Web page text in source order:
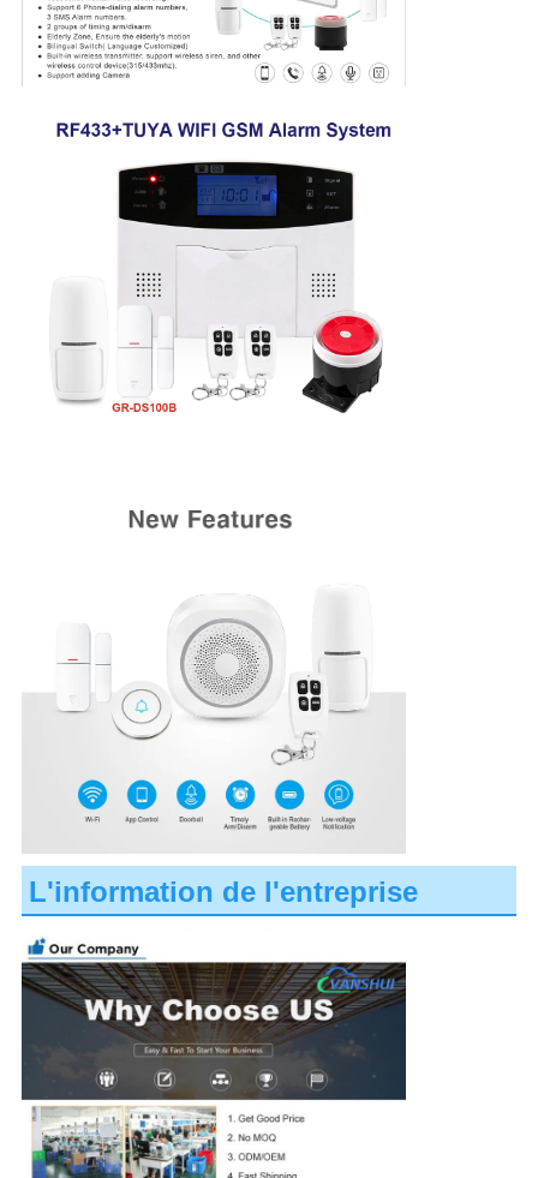
L'information de l'entreprise